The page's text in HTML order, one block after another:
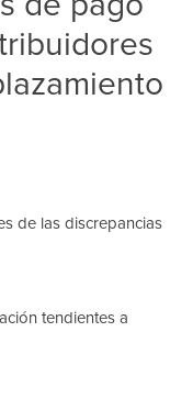
de las discrepancias
tendientes a